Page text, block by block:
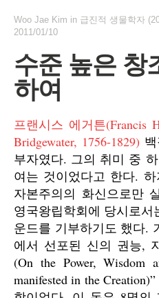
Woo Jae Kim in 급진적 생물학자
2011/01/10
수준 높은 창
하여
프랜시스 에거튼(Francis
Bridgewater, 1756-1829)
부자였다. 그의 취미 중
여는 것이었다고 한다.
자본주의의 화신으로만
영국왕립학회에 당시로서
운드를 기부하기도 했다.
에서 선포된 신의 권능,
(On the Power, Wisdom
manifested in the